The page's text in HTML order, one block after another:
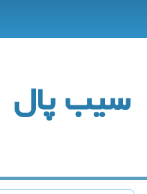
سیب پال